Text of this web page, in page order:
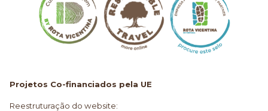
Projetos Co-financiados pela UE
Reestruturação do website: